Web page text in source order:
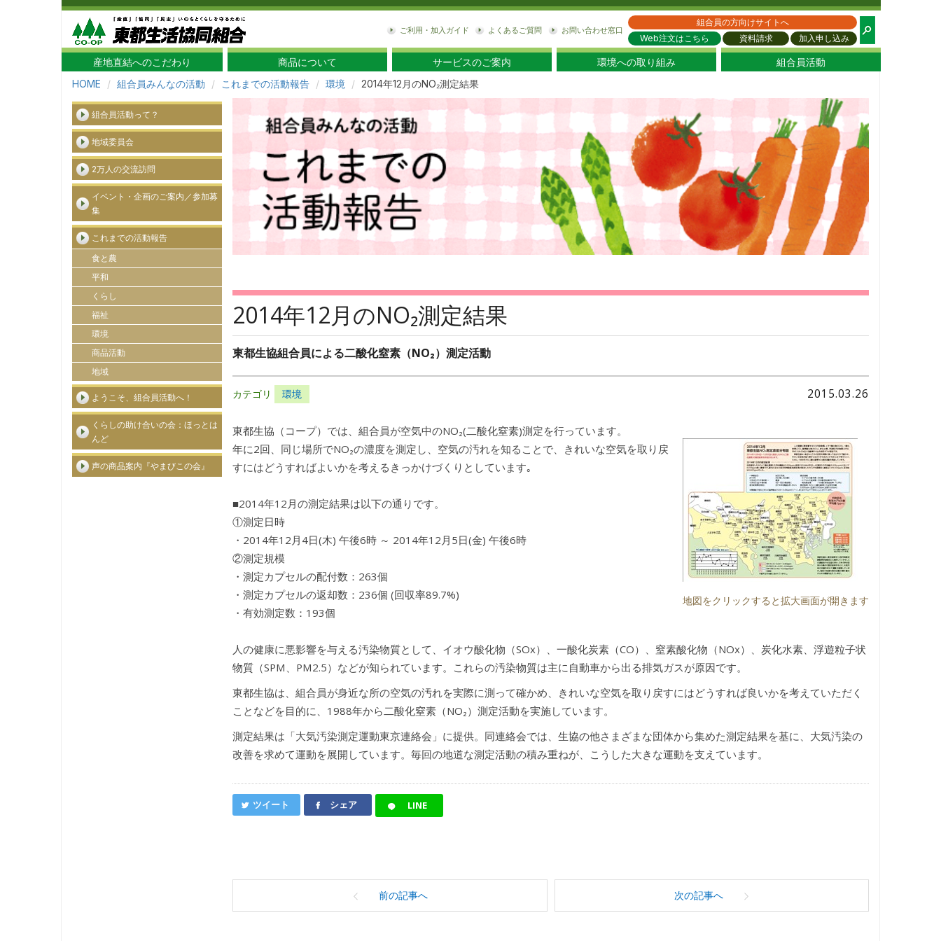
東都生協
ご利用・加入ガイド よくあるご質問 お問い合わせ窓口
組合員の方向けサイトへ
Web注文はこちら
資料請求 加入申し込み
産地直結へのこだわり 商品について サービスのご案内 環境への取り組み 組合員活動
HOME 組合員みんなの活動 これまでの活動報告 環境 2014年12月のNO₂測定結果
組合員活動って？
地域委員会
2万人の交流訪問
イベント・企画のご案内／参加募
集
これまでの活動報告
食と農
平和
くらし
福祉
環境
商品活動
地域
ようこそ、組合員活動へ！
くらしの助け合いの会：ほっとは
んど
声の商品案内『やまびこの会』
2014年12月のNO₂測定結果
東都生協組合員による二酸化窒素（NO₂）測定活動
2015.03.26
カテゴリ 環境
地図をクリックすると拡大画面が開きます
東都生協（コープ）では、組合員が空気中のNO₂(二酸化窒素)測定を行っています。
年に2回、同じ場所でNO₂の濃度を測定し、空気の汚れを知ることで、きれいな空気を取り戻
すにはどうすればよいかを考えるきっかけづくりとしています｡
■2014年12月の測定結果は以下の通りです。
①測定日時
・2014年12月4日(木) 午後6時 ～ 2014年12月5日(金) 午後6時
②測定規模
・測定カプセルの配付数：263個
・測定カプセルの返却数：236個 (回収率89.7%)
・有効測定数：193個
人の健康に悪影響を与える汚染物質として、イオウ酸化物（SOx）、一酸化炭素（CO）、窒素酸化物（NOx）、炭化水素、浮遊粒子状
物質（SPM、PM2.5）などが知られています。これらの汚染物質は主に自動車から出る排気ガスが原因です。
東都生協は、組合員が身近な所の空気の汚れを実際に測って確かめ、きれいな空気を取り戻すにはどうすれば良いかを考えていただく
ことなどを目的に、1988年から二酸化窒素（NO₂）測定活動を実施しています。
測定結果は「大気汚染測定運動東京連絡会」に提供。同連絡会では、生協の他さまざまな団体から集めた測定結果を基に、大気汚染の
改善を求めて運動を展開しています。毎回の地道な測定活動の積み重ねが、こうした大きな運動を支えています。
ツイート シェア LINE
前の記事へ 次の記事へ